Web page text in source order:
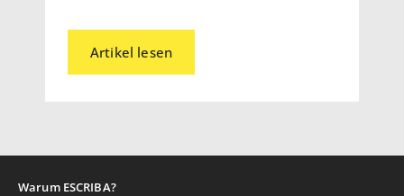
Artikel lesen
Warum ESCRIBA?